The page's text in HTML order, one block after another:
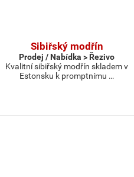
Sibiřský modřín
Prodej / Nabídka > Řezivo
Kvalitní sibiřský modřín skladem v
Estonsku k promptnímu …